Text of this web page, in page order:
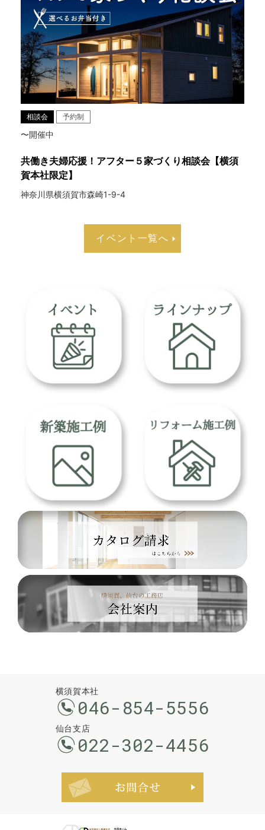
相談会 予約制
〜開催中
共働き夫婦応援！アフター５家づくり相談会【横須
賀本社限定】
神奈川県横須賀市森崎1-9-4
イベント一覧へ
横須賀本社
046-854-5556
仙台支店
022-302-4456